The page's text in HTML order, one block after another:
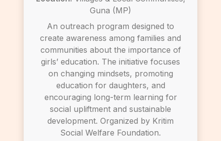
Guna (MP)
An outreach program designed to
create awareness among families and
communities about the importance of
girls’ education. The initiative focuses
on changing mindsets, promoting
education for daughters, and
encouraging long-term learning for
social upliftment and sustainable
development. Organized by Kritim
Social Welfare Foundation.